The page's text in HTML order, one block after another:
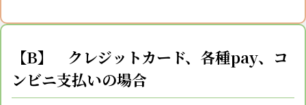
【B】 クレジットカード、各種pay、 コ
ンビニ支払いの場合